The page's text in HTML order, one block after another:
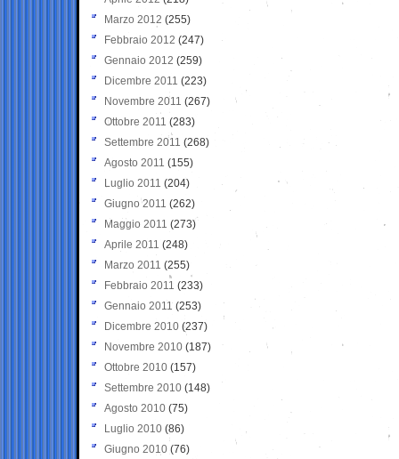
Marzo 2012 (255)
Febbraio 2012 (247)
Gennaio 2012 (259)
Dicembre 2011 (223)
Novembre 2011 (267)
Ottobre 2011 (283)
Settembre 2011 (268)
Agosto 2011 (155)
Luglio 2011 (204)
Giugno 2011 (262)
Maggio 2011 (273)
Aprile 2011 (248)
Marzo 2011 (255)
Febbraio 2011 (233)
Gennaio 2011 (253)
Dicembre 2010 (237)
Novembre 2010 (187)
Ottobre 2010 (157)
Settembre 2010 (148)
Agosto 2010 (75)
Luglio 2010 (86)
Giugno 2010 (76)